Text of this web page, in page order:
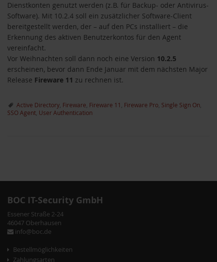
Dienstkonten genutzt werden (z.B. für Backup- oder Antivirus-
Software). Mit 10.2.4 soll ein zusätzlicher Software-Client
bereitgestellt werden, der – auf den PCs installiert – die
Erkennung des aktiven Benutzerkontos für den Agent
vereinfacht.
Vor Weihnachten soll dann noch eine Version 10.2.5
erscheinen, bevor dann Ende Januar mit dem nächsten Major
Release Fireware 11 zu rechnen ist.
Active Directory Fireware Fireware 11 Fireware Pro Single Sign On
SSO Agent User Authentication
o
s
t
N
a
BOC IT-Security GmbH
Essener Straße 2-24
46047 Oberhausen
info@boc.de
Bestellmöglichkeiten
Zahlungsarten